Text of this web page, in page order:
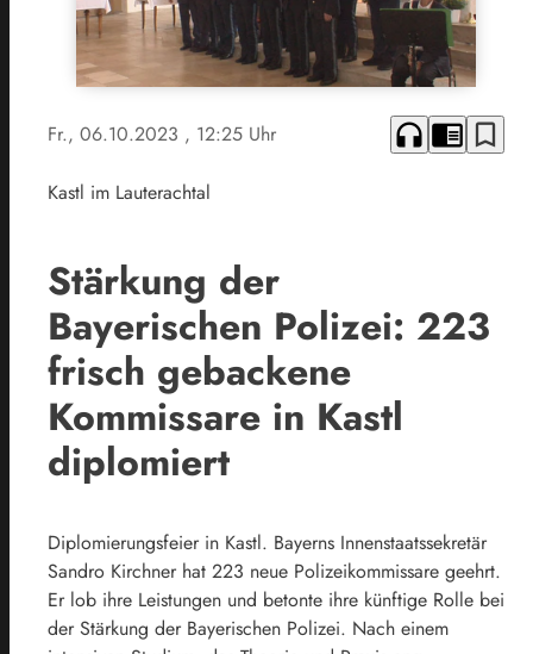
Fr., 06.10.2023 , 12:25 Uhr headphones chrome_reader_mode bookmark_border
Kastl im Lauterachtal
Stärkung der
Bayerischen Polizei: 223
frisch gebackene
Kommissare in Kastl
diplomiert
Diplomierungsfeier in Kastl. Bayerns Innenstaatssekretär
Sandro Kirchner hat 223 neue Polizeikommissare geehrt.
Er lob ihre Leistungen und betonte ihre künftige Rolle bei
der Stärkung der Bayerischen Polizei. Nach einem